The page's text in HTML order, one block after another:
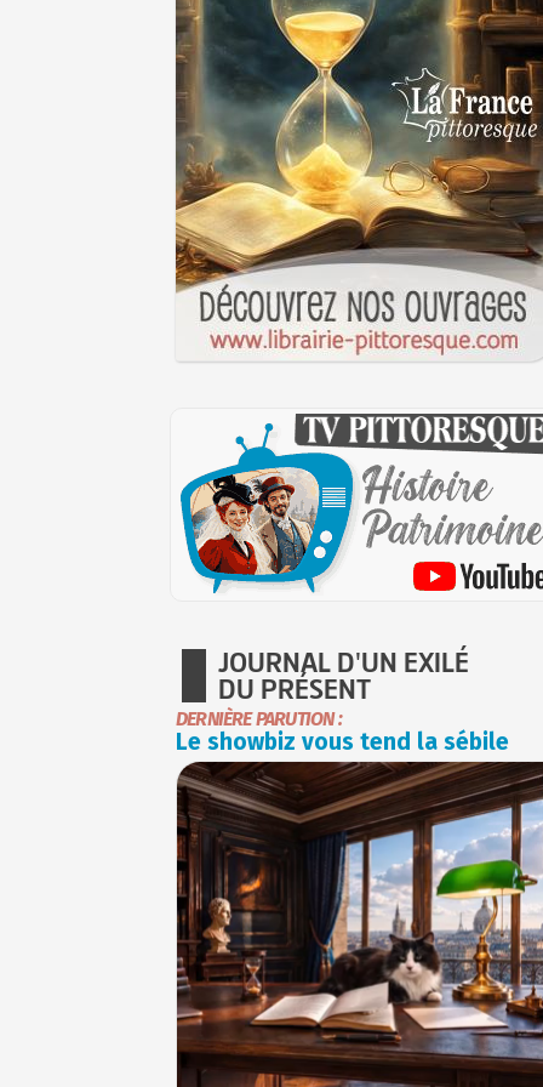
JOURNAL D'UN EXILÉ
DU PRÉSENT
DERNIÈRE PARUTION :
Le showbiz vous tend la sébile